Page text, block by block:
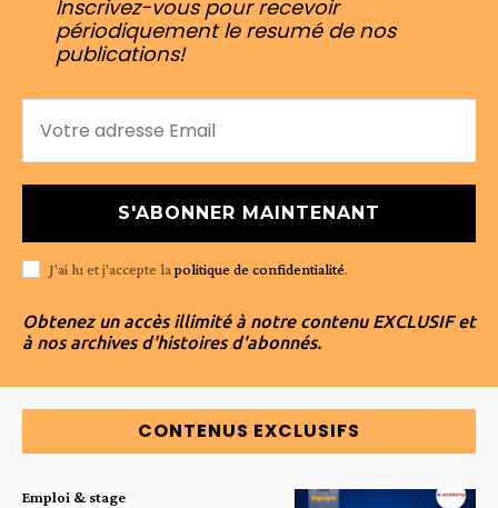
Inscrivez-vous pour recevoir
périodiquement le resumé de nos
publications!
S'ABONNER MAINTENANT
J'ai lu et j'accepte lapolitique de confidentialité.
Obtenez un accès illimité à notre contenu EXCLUSIF et
à nos archives d'histoires d'abonnés.
CONTENUS EXCLUSIFS
Emploi & stage